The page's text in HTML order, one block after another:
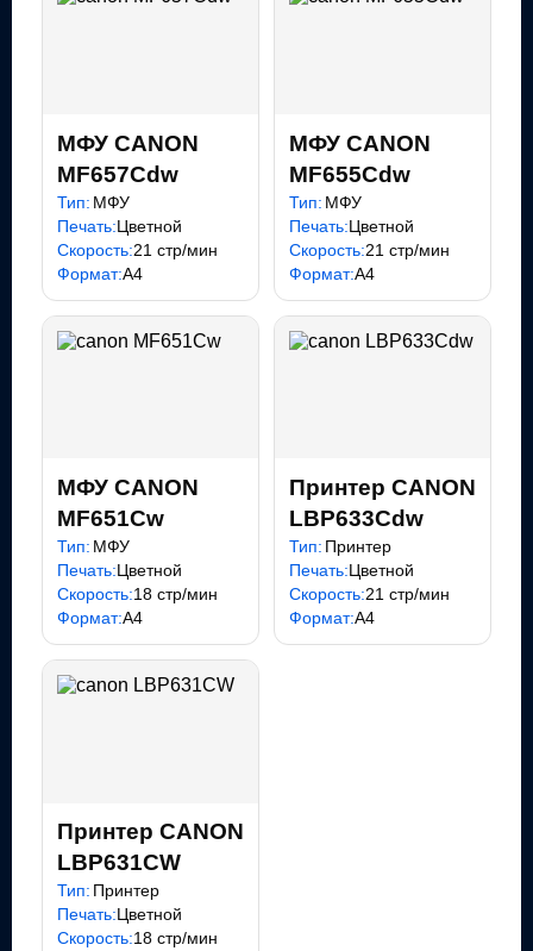
МФУ CANON
MF657Cdw
Тип: МФУ
Печать:Цветной
Скорость:21 стр/мин
Формат:A4
МФУ CANON
MF655Cdw
Тип: МФУ
Печать:Цветной
Скорость:21 стр/мин
Формат:A4
МФУ CANON
MF651Cw
Тип: МФУ
Печать:Цветной
Скорость:18 стр/мин
Формат:A4
Принтер CANON
LBP633Cdw
Тип: Принтер
Печать:Цветной
Скорость:21 стр/мин
Формат:A4
Принтер CANON
LBP631CW
Тип: Принтер
Печать:Цветной
Скорость:18 стр/мин